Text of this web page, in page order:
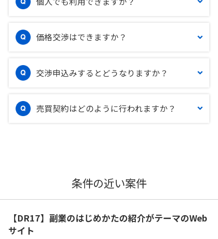
価格交渉はできますか？
交渉申込みするとどうなりますか？
売買契約はどのように行われますか？
条件の近い案件
【DR17】副業のはじめかたの紹介がテーマのWeb
サイト